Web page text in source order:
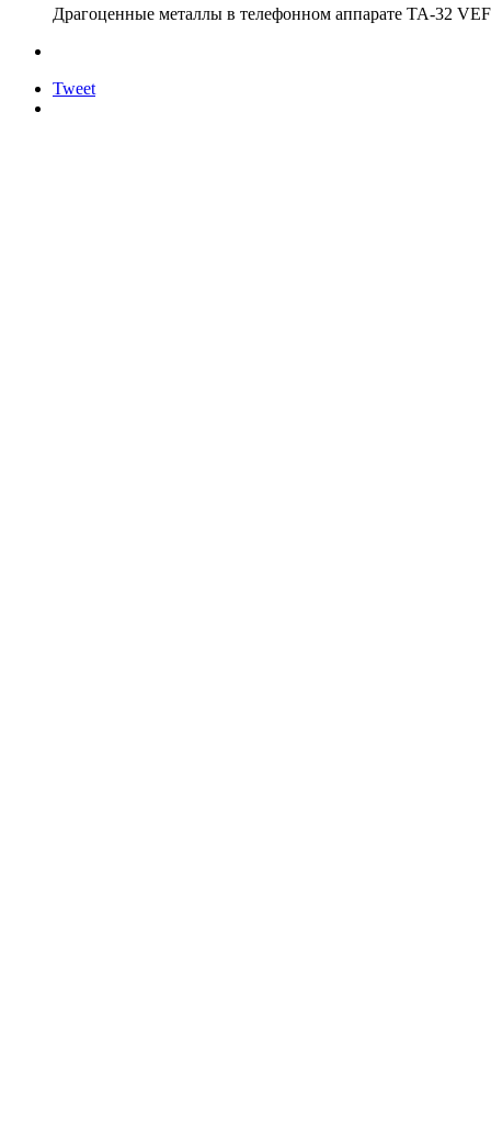
Драгоценные металлы в телефонном аппарате ТА-32 VEF
Tweet